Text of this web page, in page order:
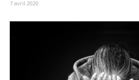
7 avril 2020